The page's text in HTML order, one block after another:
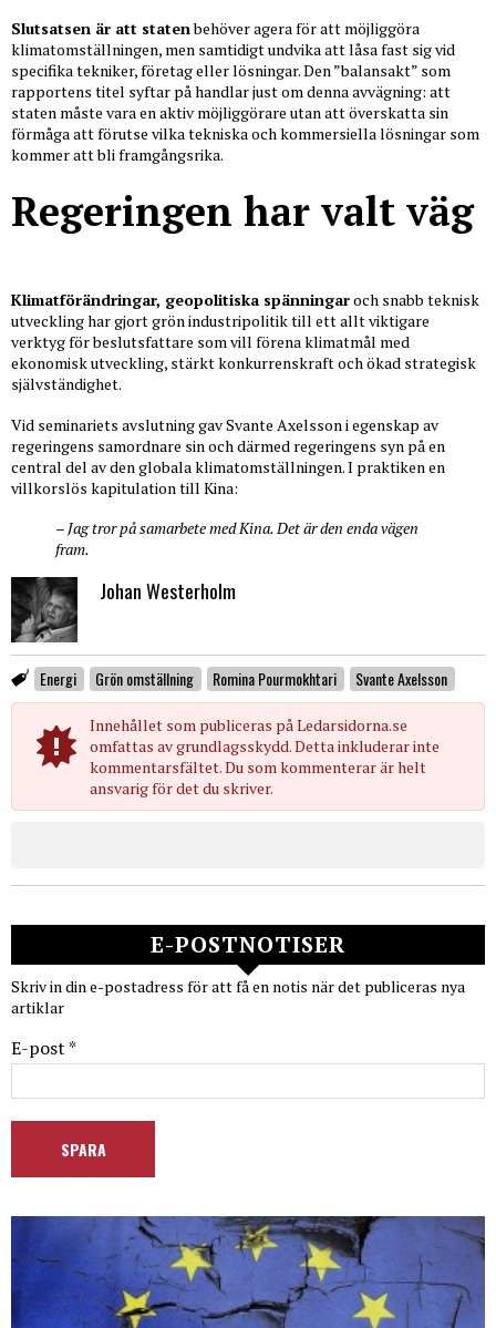
Slutsatsen är att statenbehöver agera för att möjliggöra
klimatomställningen, men samtidigt undvika att låsa fast sig vid
specifika tekniker, företag eller lösningar. Den ”balansakt” som
rapportens titel syftar på handlar just om denna avvägning: att
staten måste vara en aktiv möjliggörare utan att överskatta sin
förmåga att förutse vilka tekniska och kommersiella lösningar som
kommer att bli framgångsrika.
Regeringen har valt väg
Klimatförändringar, geopolitiska spänningaroch snabb teknisk
utveckling har gjort grön industripolitik till ett allt viktigare
verktyg för beslutsfattare som vill förena klimatmål med
ekonomisk utveckling, stärkt konkurrenskraft och ökad strategisk
självständighet.
Vid seminariets avslutning gav Svante Axelsson i egenskap av
regeringens samordnare sin och därmed regeringens syn på en
central del av den globala klimatomställningen. I praktiken en
villkorslös kapitulation till Kina:
– Jag tror på samarbete med Kina. Det är den enda vägen
fram.
Johan Westerholm
Energi Grön omställning Romina Pourmokhtari Svante Axelsson
Innehållet som publiceras på Ledarsidorna.se
omfattas av grundlagsskydd. Detta inkluderar inte
kommentarsfältet. Du som kommenterar är helt
ansvarig för det du skriver.
E-POSTNOTISER
Skriv in din e-postadress för att få en notis när det publiceras nya
artiklar
E-post *